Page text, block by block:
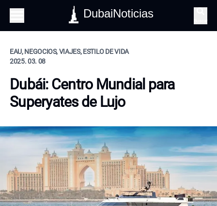
DubaiNoticias
EAU, NEGOCIOS, VIAJES, ESTILO DE VIDA
2025. 03. 08
Dubái: Centro Mundial para
Superyates de Lujo